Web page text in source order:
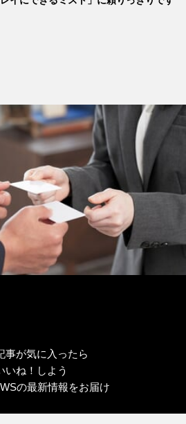
事が気に入ったら
いね！しよう
の最新情報をお届け